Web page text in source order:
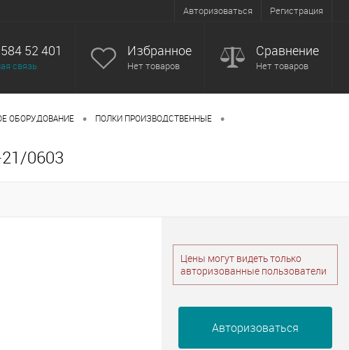
Авторизоваться Регистрация
52 401
связь
Избранное
Нет товаров
Сравнение
Нет товаров
ОБОРУДОВАНИЕ • ПОЛКИ ПРОИЗВОДСТВЕННЫЕ •
0603
Цены могут видеть только
авторизованные пользователи
Авторизоваться